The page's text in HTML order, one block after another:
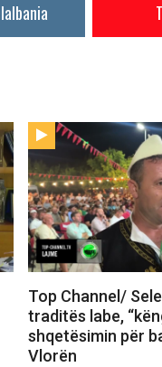
Top Channel/
traditës labe,
shqetësimin për
Vlorën